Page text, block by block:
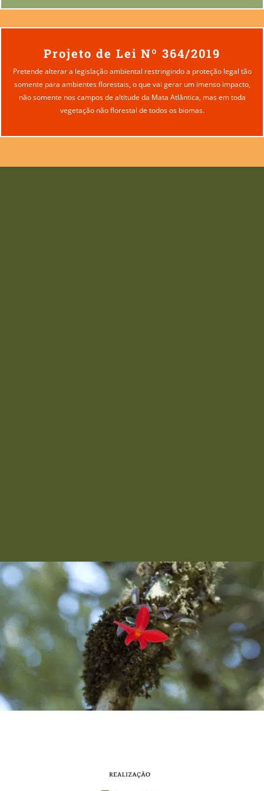
Projeto de Lei Nº 364/2019
Pretende alterar a legislação ambiental restringindo a proteção legal tão
somente para ambientes florestais, o que vai gerar um imenso impacto,
não somente nos campos de altitude da Mata Atlântica, mas em toda
vegetação não florestal de todos os biomas.